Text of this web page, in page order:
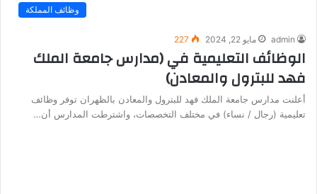
وظائف المملكة
admin مايو 22, 2024 227
الوظائف التعليمية في (مدارس جامعة الملك
فهد للبترول والمعادن)
أعلنت مدارس جامعة الملك فهد للبترول والمعادن بالظهران توفر وظائف
تعليمية (رجال / نساء) في مختلف التخصصات، واشترطت المدارس أن…